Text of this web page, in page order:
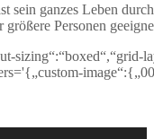
sein ganzes Leben
Personen
sizing“:“boxed“,“grid-